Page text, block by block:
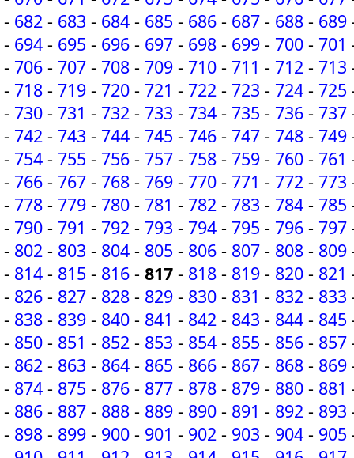
- 682 - 683 - 684 - 685 - 686 - 687 - 688 - 689
- 694 - 695 - 696 - 697 - 698 - 699 - 700 - 701
- 706 - 707 - 708 - 709 - 710 - 711 - 712 - 713
- 718 - 719 - 720 - 721 - 722 - 723 - 724 - 725
- 730 - 731 - 732 - 733 - 734 - 735 - 736 - 737
- 742 - 743 - 744 - 745 - 746 - 747 - 748 - 749
- 754 - 755 - 756 - 757 - 758 - 759 - 760 - 761
- 766 - 767 - 768 - 769 - 770 - 771 - 772 - 773
- 778 - 779 - 780 - 781 - 782 - 783 - 784 - 785
- 790 - 791 - 792 - 793 - 794 - 795 - 796 - 797
- 802 - 803 - 804 - 805 - 806 - 807 - 808 - 809
- 814 - 815 - 816 - 817 - 818 - 819 - 820 - 821
- 826 - 827 - 828 - 829 - 830 - 831 - 832 - 833
- 838 - 839 - 840 - 841 - 842 - 843 - 844 - 845
- 850 - 851 - 852 - 853 - 854 - 855 - 856 - 857
- 862 - 863 - 864 - 865 - 866 - 867 - 868 - 869
- 874 - 875 - 876 - 877 - 878 - 879 - 880 - 881
- 886 - 887 - 888 - 889 - 890 - 891 - 892 - 893
- 898 - 899 - 900 - 901 - 902 - 903 - 904 - 905